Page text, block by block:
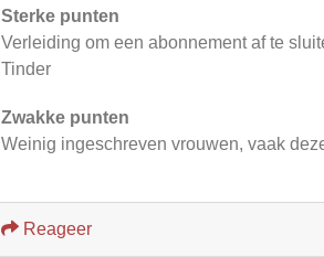
Sterke punten
Verleiding om een abonnement af te
Tinder
Zwakke punten
Weinig ingeschreven vrouwen, vaak
Reageer